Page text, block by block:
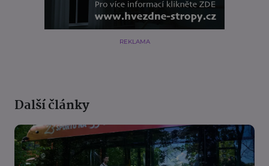
REKLAMA
Další články